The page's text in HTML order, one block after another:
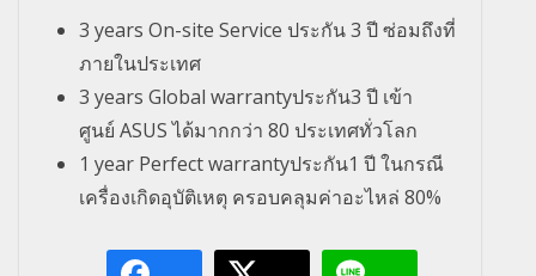
3 years On-site Service ประกัน 3 ปี ซ่อมถึงที่
ภายในประเทศ
3 years Global warrantyประกัน3 ปี เข้า
ศูนย์ ASUS ได้มากกว่า 80 ประเทศทั่วโลก
1 year Perfect warrantyประกัน1 ปี ในกรณี
เครื่องเกิดอุบัติเหตุ ครอบคลุมค่าอะไหล่ 80%